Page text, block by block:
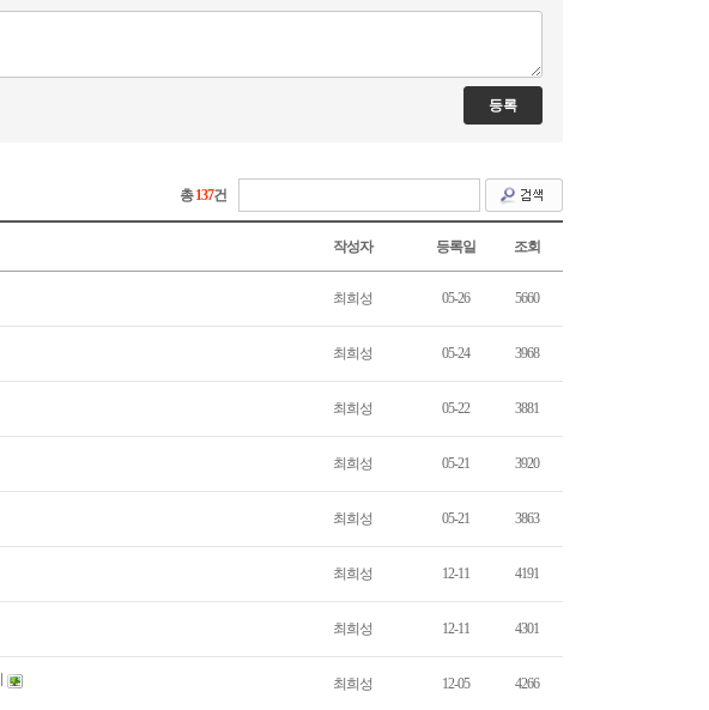
총137건
작성자 등록일 조회
최희성 05-26 5660
최희성 05-24 3968
최희성 05-22 3881
최희성 05-21 3920
최희성 05-21 3863
최희성 12-11 4191
최희성 12-11 4301
최희성 12-05 4266